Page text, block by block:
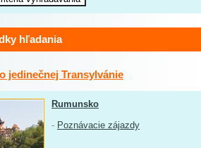
hľadania
jedinečnej Transylvánie
Rumunsko
- Poznávacie zájazdy